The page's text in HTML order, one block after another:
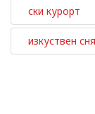
ски курорт
изкуствен